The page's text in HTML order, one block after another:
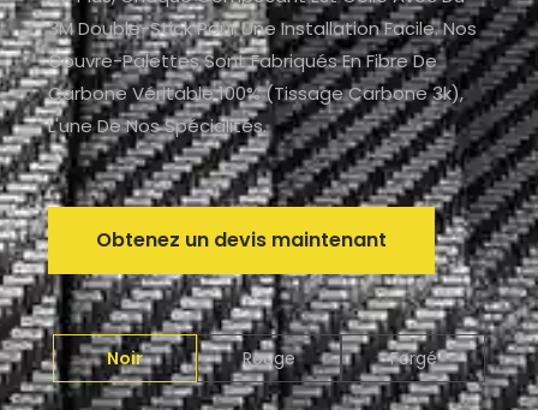
3M Double-Stick Pour Une Installation Facile. Nos
Couvre-Palettes Sont Fabriqués En Fibre De
Carbone Véritable 100% (tissage Carbone 3k),
L'une De Nos Spécialités.
Obtenez un devis maintenant
Noir Rouge Forgé